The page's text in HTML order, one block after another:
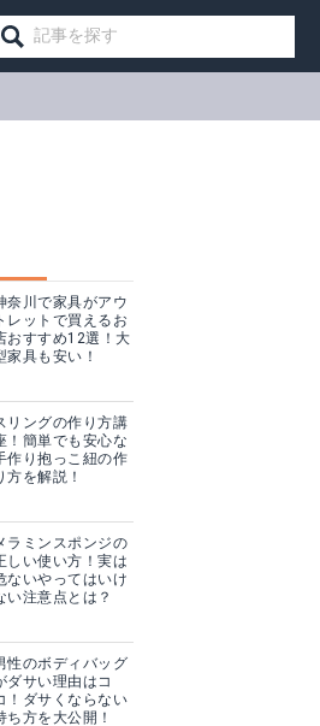
奈川で家具がアウ
レットで買えるお
おすすめ12選！大
家具も安い！
リングの作り方講
！簡単でも安心な
作り抱っこ紐の作
方を解説！
ラミンスポンジの
しい使い方！実は
ないやってはいけ
い注意点とは？
性のボディバッグ
ダサい理由はコ
！ダサくならない
ち方を大公開！